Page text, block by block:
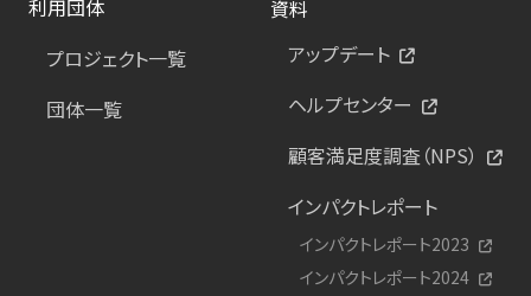
利用団体
プロジェクト一覧
団体一覧
資料
アップデート
ヘルプセンター
顧客満足度調査（NPS）
インパクトレポート
インパクトレポート2023
インパクトレポート2024